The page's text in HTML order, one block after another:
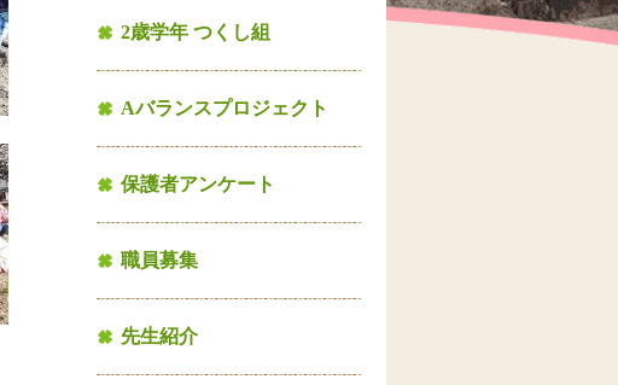
2歳学年 つくし組
Aバランスプロジェクト
保護者アンケート
職員募集
先生紹介